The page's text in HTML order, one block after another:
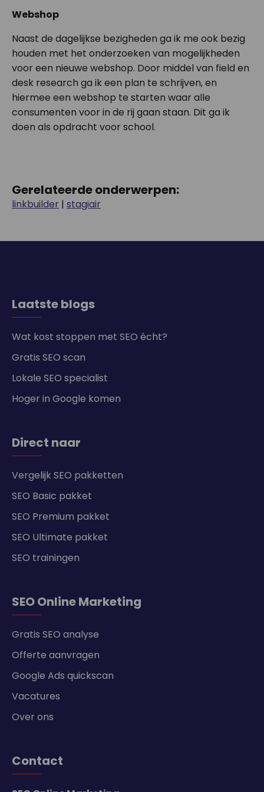
Webshop
Naast de dagelijkse bezigheden ga ik me ook bezig
houden met het onderzoeken van mogelijkheden
voor een nieuwe webshop. Door middel van field en
desk research ga ik een plan te schrijven, en
hiermee een webshop te starten waar alle
consumenten voor in de rij gaan staan. Dit ga ik
doen als opdracht voor school.
Gerelateerde onderwerpen:
linkbuilder | stagiair
Laatste blogs
Wat kost stoppen met SEO écht?
Gratis SEO scan
Lokale SEO specialist
Hoger in Google komen
Direct naar
Vergelijk SEO pakketten
SEO Basic pakket
SEO Premium pakket
SEO Ultimate pakket
SEO trainingen
SEO Online Marketing
Gratis SEO analyse
Offerte aanvragen
Google Ads quickscan
Vacatures
Over ons
Contact